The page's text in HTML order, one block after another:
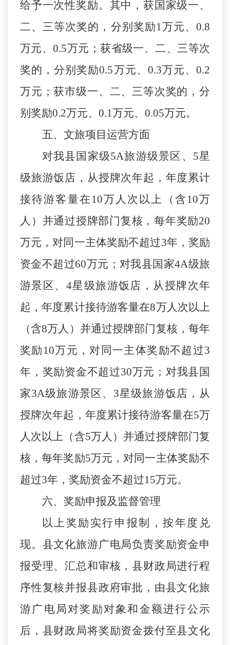
给予一次性奖励。其中，获国家级一、
二、三等次奖的，分别奖励1万元、 0.8
万元、0.5万元；获省级一、二、三等次
奖的，分别奖励0.5万元、 0.3万元、0.2
万元 ； 获市级一、二、三等次奖的 ， 分
别奖励0.2万元、0.1万元、0.05万元。
五、文旅项目运营方面
对我县 国家级5A旅游级景区、 5星
级旅游饭店，从授牌次年起，年度累计
接待游客量在 10万人次以上（含10万
人）并通过授牌部门复核，每年奖励20
万元，对同一主体奖励不超过3年，奖励
资金不超过60万元；对我县国家4A级旅
游景区、4星级旅游饭店，从授牌次年
起，年度累计接待游客量在8万人次以上
（含8万人）并通过授牌部门复核，每年
奖励10万元，对同一主体奖励不超过3
年，奖励资金不超过30万元；对我县国
家3A级旅游景区、3星级旅游饭店，从
授牌次年起，年度累计接待游客量在5万
人次以上（含5万人）并通过授牌部门复
核，每年奖励5万元，对同一主体奖励不
超过3年，奖励资金不超过15万元。
六、 奖励申报及监督管理
以上奖励实行申报制，按年度兑
现。 县文化旅游广电局负责奖励资金申
报受理、汇总和审核，县财政局进行程
序性复核并报县政府审批，由县文化旅
游广电局对奖励对象和金额进行公示
后， 县财政局将奖励资金拨付至县文化